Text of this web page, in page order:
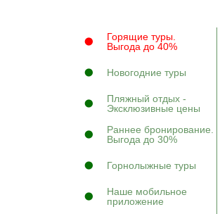
Горящие туры.
Выгода до 40%
Новогодние туры
Пляжный отдых -
Эксклюзивные цены
Раннее бронирование.
Выгода до 30%
Горнолыжные туры
Наше мобильное
приложение